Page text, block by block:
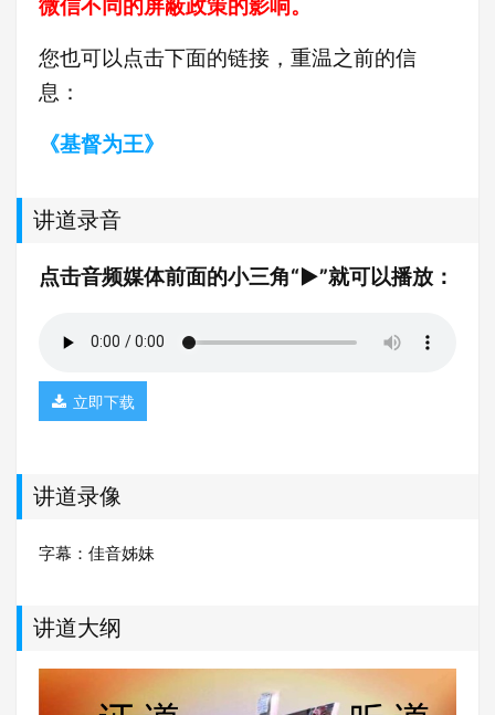
微信不同的屏蔽政策的影响。
您也可以点击下面的链接，重温之前的信
息：
《基督为王》
讲道录音
点击音频媒体前面的小三角“►”就可以播放：
立即下载
讲道录像
字幕：佳音姊妹
讲道大纲